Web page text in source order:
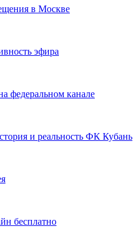
в Москве
эфира
федеральном канале
и реальность ФК Кубань
бесплатно